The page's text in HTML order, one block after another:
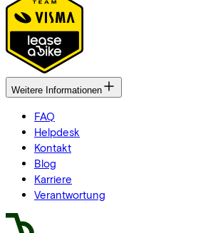
Weitere Informationen
FAQ
Helpdesk
Kontakt
Blog
Karriere
Verantwortung